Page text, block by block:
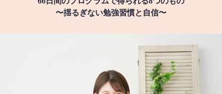
〜揺るぎない勉強習慣と自信〜